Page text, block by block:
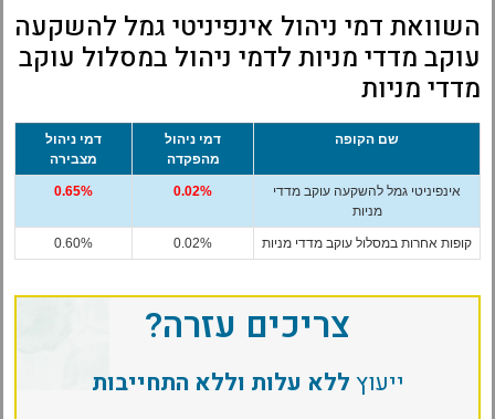
השוואת דמי ניהול אינפיניטי גמל להשקעה
עוקב מדדי מניות לדמי ניהול במסלול עוקב
מדדי מניות
שם הקופה
דמי ניהול
מהפקדה
דמי ניהול
מצבירה
אינפיניטי גמל להשקעה עוקב מדדי
מניות
0.02%
0.65%
קופות אחרות במסלול עוקב מדדי מניות 0.02%
0.60%
צריכים עזרה?
ייעוץללא עלות וללא התחייבות